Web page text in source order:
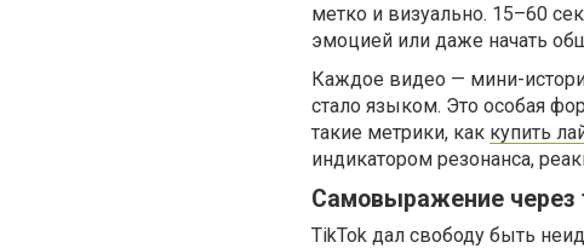
метко и визуально. 15–60
эмоцией или даже начать
Каждое видео — мини-
стало языком. Это особая
такие метрики, как купить
индикатором резонанса,
Самовыражение
TikTok дал свободу быть